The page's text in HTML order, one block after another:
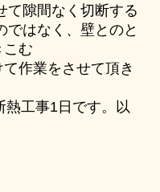
隙間なく切断する
はなく、壁とのと
こむ
作業をさせて頂き
工事1日です。以